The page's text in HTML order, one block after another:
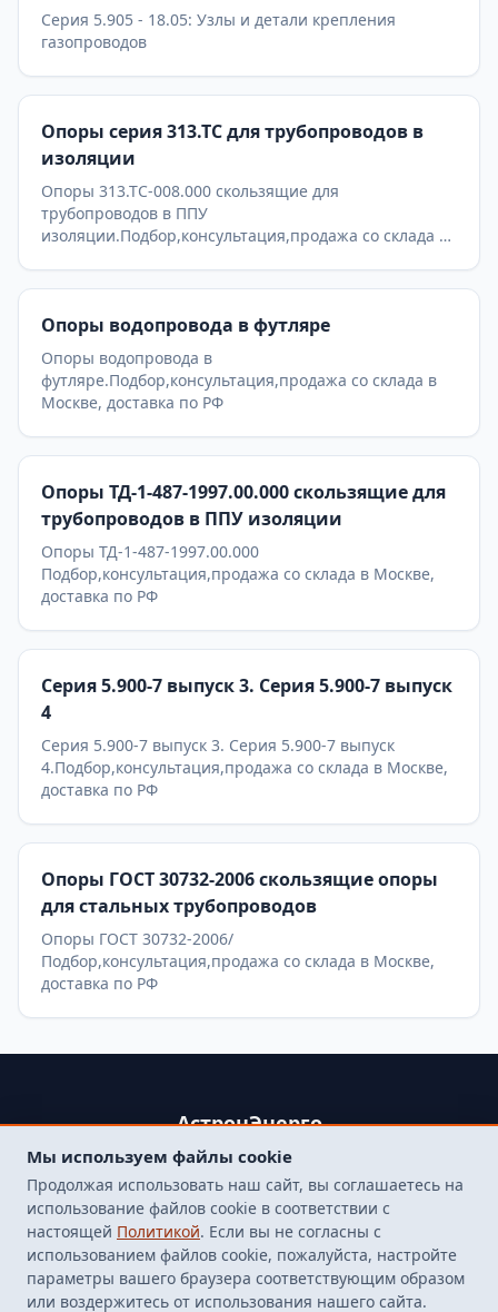
Серия 5.905 - 18.05: Узлы и детали крепления
газопроводов
Опоры серия 313.ТС для трубопроводов в
изоляции
Опоры 313.ТС-008.000 скользящие для
трубопроводов в ППУ
изоляции.Подбор,консультация,продажа со склада в
Опоры водопровода в футляре
Опоры водопровода в
футляре.Подбор,консультация,продажа со склада в
Москве, доставка по РФ
Опоры ТД-1-487-1997.00.000 скользящие для
трубопроводов в ППУ изоляции
Опоры ТД-1-487-1997.00.000
Подбор,консультация,продажа со склада в Москве,
доставка по РФ
Серия 5.900-7 выпуск 3. Серия 5.900-7 выпуск
4
Серия 5.900-7 выпуск 3. Серия 5.900-7 выпуск
4.Подбор,консультация,продажа со склада в Москве,
доставка по РФ
Опоры ГОСТ 30732-2006 скользящие опоры
для стальных трубопроводов
Опоры ГОСТ 30732-2006/
Подбор,консультация,продажа со склада в Москве,
доставка по РФ
АстронЭнерго
+79250499357 , +74998417015
107564, г. Москва, пр-д Погонный, д. 1 к. 9, помещение 10Н.
Бесплатная доставка до терминала транспортной
компанией в Москве
finarm98@mail.ru
Мы используем файлы cookie
Продолжая использовать наш сайт, вы соглашаетесь на
использование файлов cookie в соответствии с
настоящей Политикой. Если вы не согласны с
использованием файлов cookie, пожалуйста, настройте
параметры вашего браузера соответствующим образом
или воздержитесь от использования нашего сайта.